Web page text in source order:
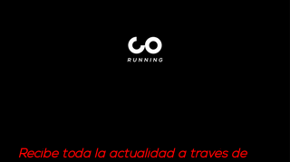
Recibe toda la actualidad a través de